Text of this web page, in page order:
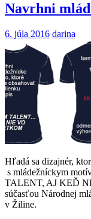
Navrhni
6. júla 2016 darina
Hľadá sa dizajnér,
s mládežníckym
TALENT, AJ KEĎ
súčasťou Národnej
v Žiline.